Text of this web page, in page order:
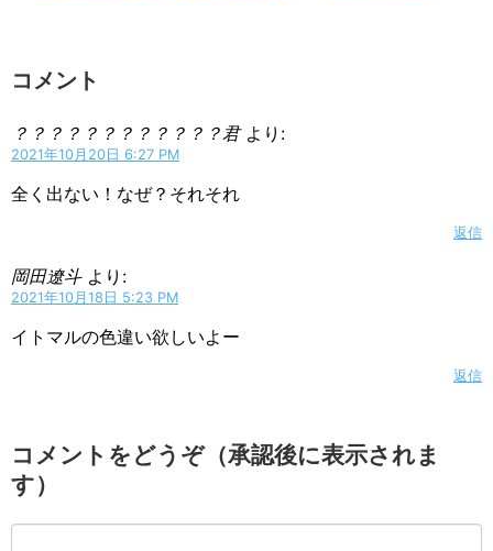
コメント
？？？？？？？？？？？？君 より:
2021年10月20日 6:27 PM
全く出ない！なぜ？それそれ
返信
岡田遼斗 より:
2021年10月18日 5:23 PM
イトマルの色違い欲しいよー
返信
コメントをどうぞ（承認後に表示されま
す）